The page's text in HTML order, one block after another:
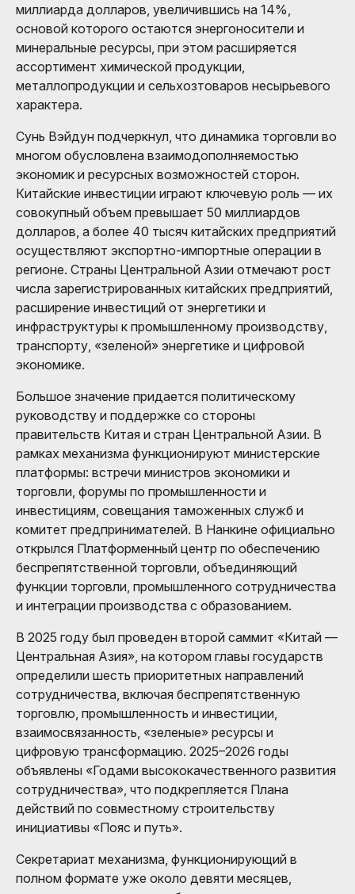
миллиарда долларов, увеличившись на 14%,
основой которого остаются энергоносители и
минеральные ресурсы, при этом расширяется
ассортимент химической продукции,
металлопродукции и сельхозтоваров несырьевого
характера.
Сунь Вэйдун подчеркнул, что динамика торговли во
многом обусловлена взаимодополняемостью
экономик и ресурсных возможностей сторон.
Китайские инвестиции играют ключевую роль — их
совокупный объем превышает 50 миллиардов
долларов, а более 40 тысяч китайских предприятий
осуществляют экспортно-импортные операции в
регионе. Страны Центральной Азии отмечают рост
числа зарегистрированных китайских предприятий,
расширение инвестиций от энергетики и
инфраструктуры к промышленному производству,
транспорту, «зеленой» энергетике и цифровой
экономике.
Большое значение придается политическому
руководству и поддержке со стороны
правительств Китая и стран Центральной Азии. В
рамках механизма функционируют министерские
платформы: встречи министров экономики и
торговли, форумы по промышленности и
инвестициям, совещания таможенных служб и
комитет предпринимателей. В Нанкине официально
открылся Платформенный центр по обеспечению
беспрепятственной торговли, объединяющий
функции торговли, промышленного сотрудничества
и интеграции производства с образованием.
В 2025 году был проведен второй саммит «Китай —
Центральная Азия», на котором главы государств
определили шесть приоритетных направлений
сотрудничества, включая беспрепятственную
торговлю, промышленность и инвестиции,
взаимосвязанность, «зеленые» ресурсы и
цифровую трансформацию. 2025–2026 годы
объявлены «Годами высококачественного развития
сотрудничества», что подкрепляется Плана
действий по совместному строительству
инициативы «Пояс и путь».
Секретариат механизма, функционирующий в
полном формате уже около девяти месяцев,